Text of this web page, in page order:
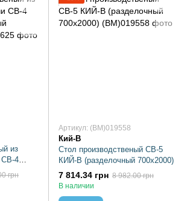
из
СВ-4
грн
Артикул: (BM)019558
Кий-В
Стол производственый СВ-5
КИЙ-В (разделочный 700х2000)
7 814.34 грн 8 982.00 грн
В наличии